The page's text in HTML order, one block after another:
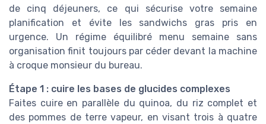
de cinq déjeuners, ce qui sécurise votre semaine
planification et évite les sandwichs gras pris en
urgence. Un régime équilibré menu semaine sans
organisation finit toujours par céder devant la machine
à croque monsieur du bureau.
Étape 1 : cuire les bases de glucides complexes
Faites cuire en parallèle du quinoa, du riz complet et
des pommes de terre vapeur, en visant trois à quatre